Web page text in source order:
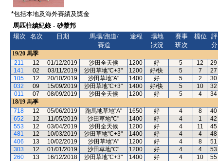
*包括本地及海外賽績及獎金
馬匹往績紀錄 - 砂漿邦
場次
名次 日期
馬場/跑道/
賽道
途程
場地
狀況
賽事
班次
檔位
評
分
19/20 馬季
211
12 01/12/2019 沙田全天候 1200 好 5 12
29
141
02 03/11/2019 沙田草地"C+3" 1200 好/快 5 7
27
105
12 20/10/2019 沙田草地"A" 1400 好 5 2
30
032
09 15/09/2019 沙田草地"C+3" 1400 好/快 5 10
32
011
07 08/09/2019 沙田全天候 1200 好 5 4
34
18/19 馬季
718
12 05/06/2019 跑馬地草地"A" 1650 好 4 8
40
652
12 11/05/2019 沙田草地"C" 1400 好 4 1
42
553
12 03/04/2019 沙田全天候 1200 好 4 11
45
481
12 10/03/2019 沙田草地"C+3" 1400 好 4 4
48
406
13 10/02/2019 沙田草地"A" 1200 好 4 8
51
303
12 01/01/2019 沙田草地"C" 1200 好 4 4
53
260
13 16/12/2018 沙田草地"C+3" 1400 好 4 10
55